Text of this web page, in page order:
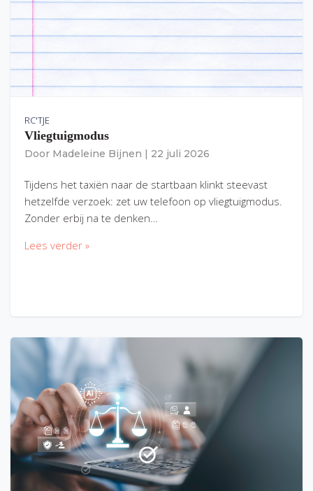
RC'TJE
Vliegtuigmodus
Door Madeleine Bijnen 22 juli 2026
Tijdens het taxiën naar de startbaan klinkt steevast
hetzelfde verzoek: zet uw telefoon op vliegtuigmodus.
Zonder erbij na te denken…
Lees verder »